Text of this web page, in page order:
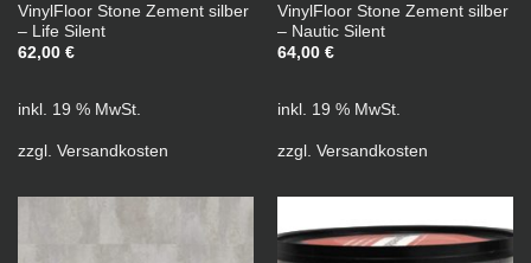
VinylFloor Stone Zement silber
– Life Silent
62,00 €
inkl. 19 % MwSt.
zzgl. Versandkosten
VinylFloor Stone Zement silber
– Nautic Silent
64,00 €
inkl. 19 % MwSt.
zzgl. Versandkosten